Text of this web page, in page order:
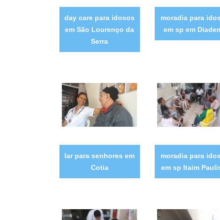
day care para idosos
em São Lourenço da
Serra
moradia para
em sp em
lar para senhores em
Cotia
moradia para
em sp Itaim